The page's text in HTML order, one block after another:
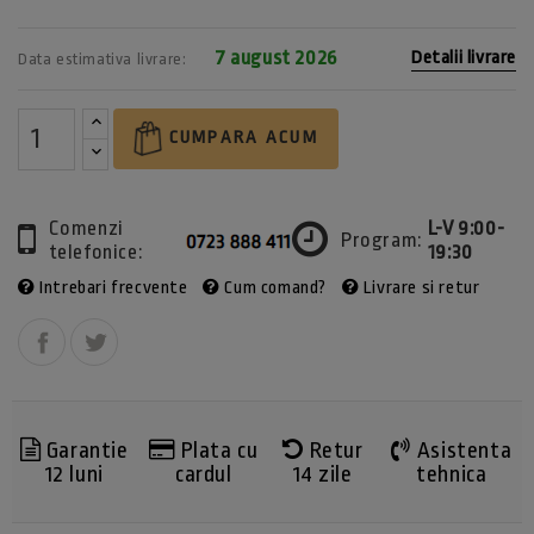
Data estimativa livrare: 7 august 2026 Detalii livrare
CUMPARA ACUM
Comenzi
telefonice:
Program:
L-V 9:00-
19:30
Intrebari frecvente Cum comand? Livrare si retur
Garantie
12 luni
Plata cu
cardul
Retur
14 zile
Asistenta
tehnica